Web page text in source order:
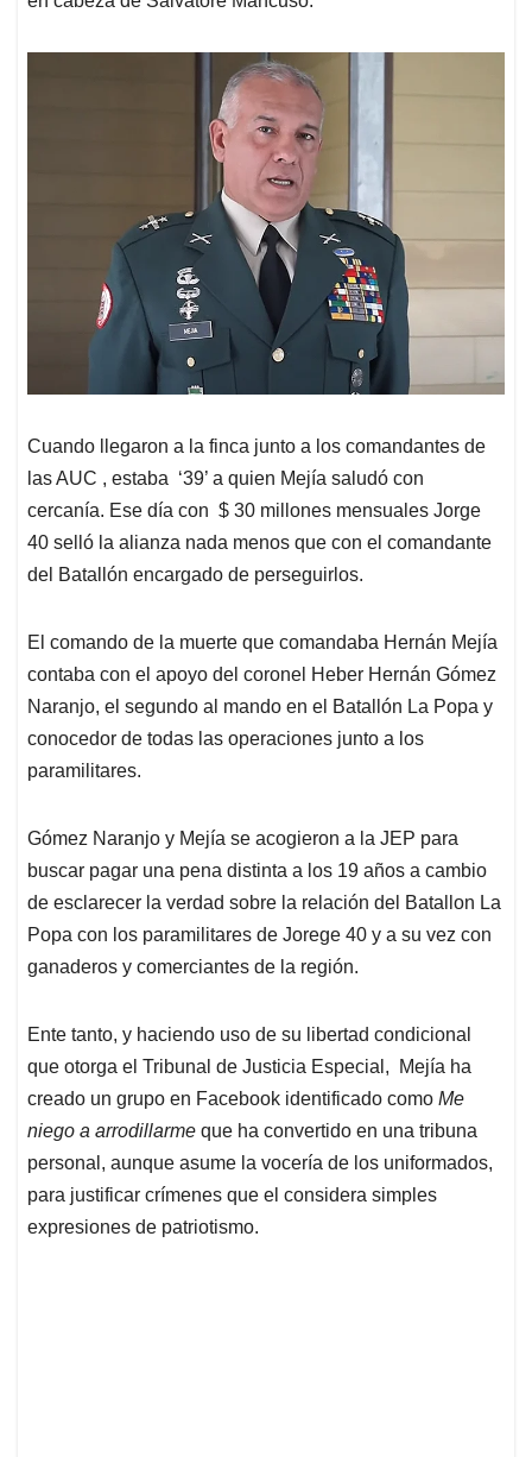
Cuando llegaron a la finca junto a los comandantes de
las AUC , estaba ‘39’ a quien Mejía saludó con
cercanía. Ese día con $ 30 millones mensuales Jorge
40 selló la alianza nada menos que con el comandante
del Batallón encargado de perseguirlos.
El comando de la muerte que comandaba Hernán Mejía
contaba con el apoyo del coronel Heber Hernán Gómez
Naranjo, el segundo al mando en el Batallón La Popa y
conocedor de todas las operaciones junto a los
paramilitares.
Gómez Naranjo y Mejía se acogieron a la JEP para
buscar pagar una pena distinta a los 19 años a cambio
de esclarecer la verdad sobre la relación del Batallon La
Popa con los paramilitares de Jorege 40 y a su vez con
ganaderos y comerciantes de la región.
Ente tanto, y haciendo uso de su libertad condicional
que otorga el Tribunal de Justicia Especial, Mejía ha
creado un grupo en Facebook identificado como Me
niego a arrodillarme que ha convertido en una tribuna
personal, aunque asume la vocería de los uniformados,
para justificar crímenes que el considera simples
expresiones de patriotismo.